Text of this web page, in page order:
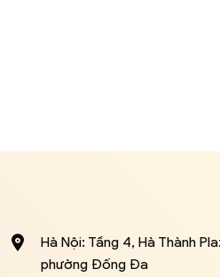
Hà Nội: Tầng 4, Hà Thành
phường Đống Đa